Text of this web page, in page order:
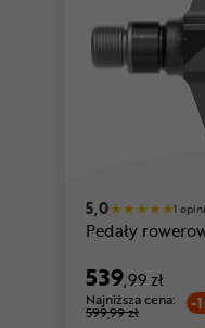
5,0 1
Pedały
539,99 zł
-
Najniższa cena:
599,99 zł